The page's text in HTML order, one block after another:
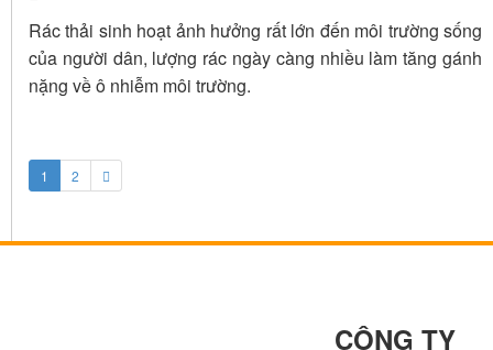
Rác thải sinh hoạt ảnh hưởng rất lớn đến môi trường sống
của người dân, lượng rác ngày càng nhiều làm tăng gánh
nặng về ô nhiễm môi trường.
1 2
CÔNG TY